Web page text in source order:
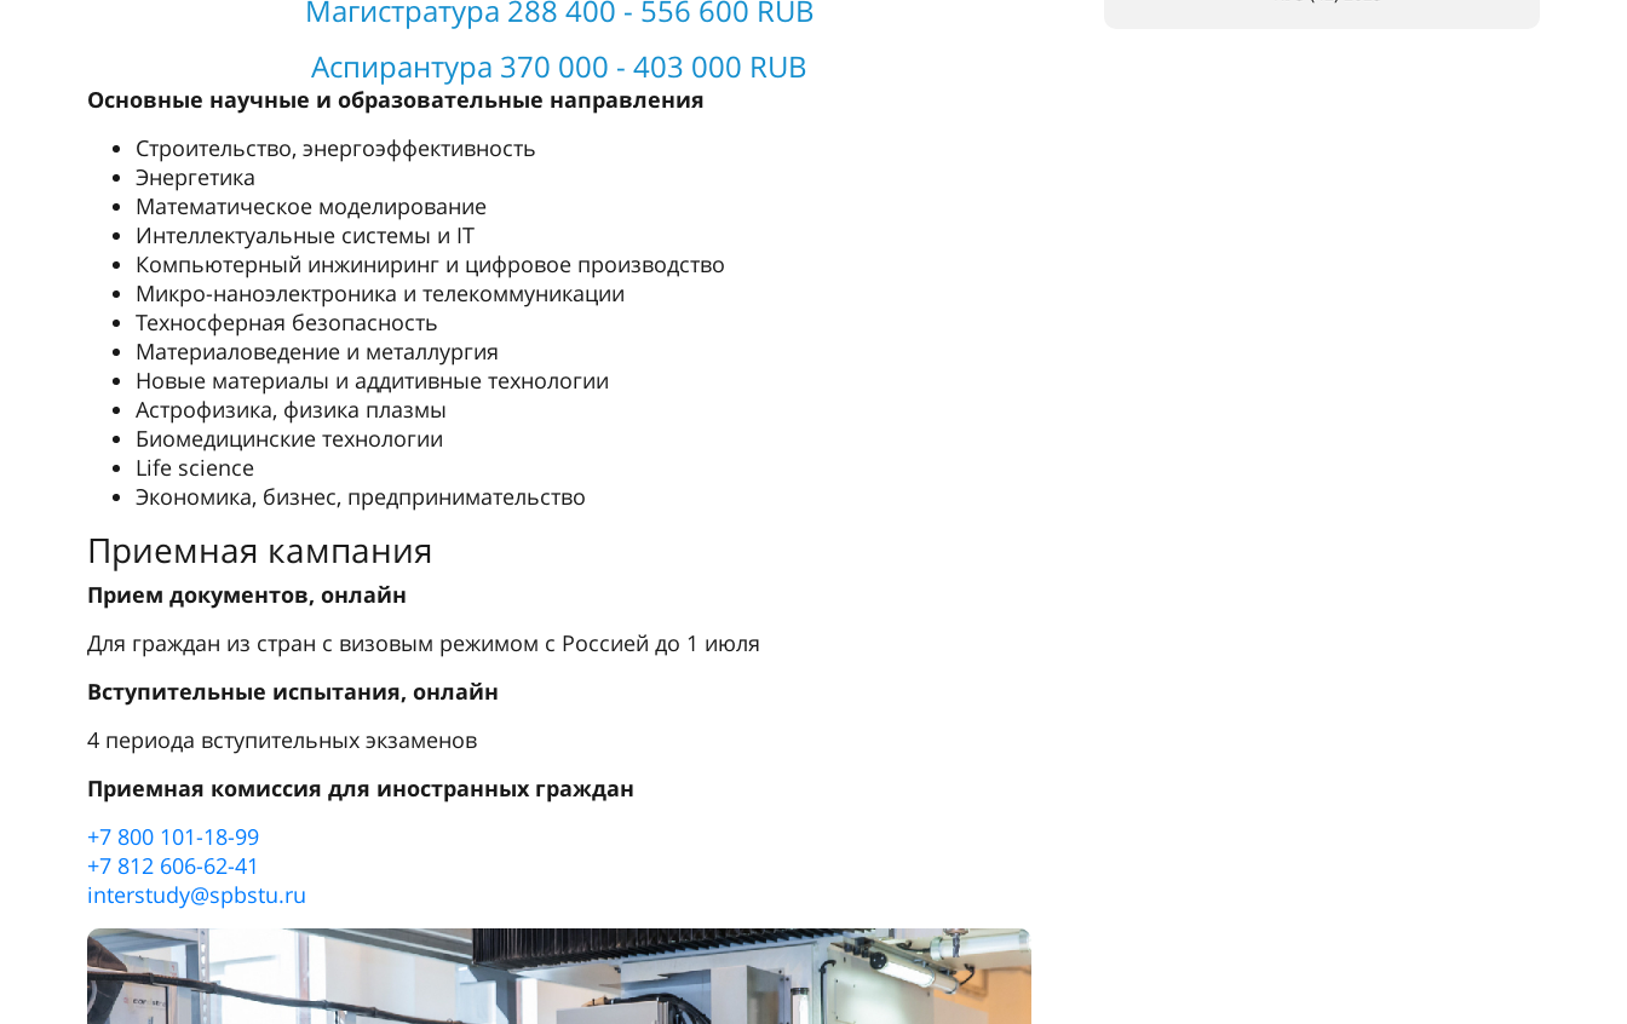
Магистратура 288 400 - 556 600 RUB
Аспирантура 370 000 - 403 000 RUB
Основные научные и образовательные направления
Строительство, энергоэффективность
Энергетика
Математическое моделирование
Интеллектуальные системы и IT
Компьютерный инжиниринг и цифровое производство
Микро-наноэлектроника и телекоммуникации
Техносферная безопасность
Материаловедение и металлургия
Новые материалы и аддитивные технологии
Астрофизика, физика плазмы
Биомедицинские технологии
Life science
Экономика, бизнес, предпринимательство
Приемная кампания
Прием документов, онлайн
Для граждан из стран с визовым режимом с Россией до 1 июля
Вступительные испытания, онлайн
4 периода вступительных экзаменов
Приемная комиссия для иностранных граждан
+7 800 101-18-99
+7 812 606-62-41
interstudy@spbstu.ru